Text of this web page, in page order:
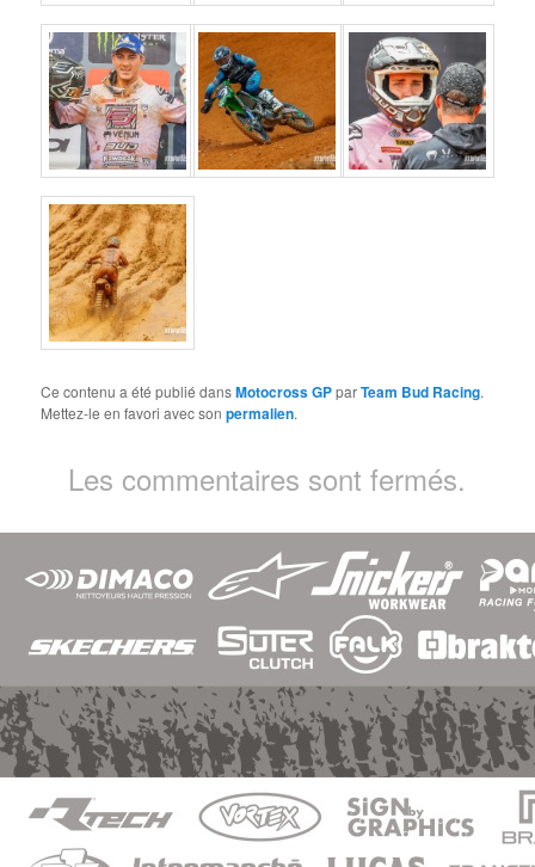
Ce contenu a été publié dansMotocross GPparTeam Bud Racing.
Mettez-le en favori avec sonpermalien.
Les commentaires sont fermés.